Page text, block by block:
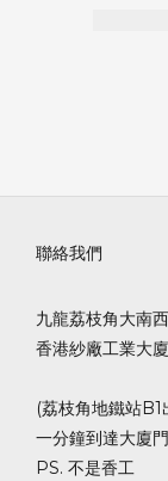
聯絡我們
九龍荔枝角大南
香港紗廠工業大
(荔枝角地鐵站
一分鐘到達大廈
PS. 不是香工